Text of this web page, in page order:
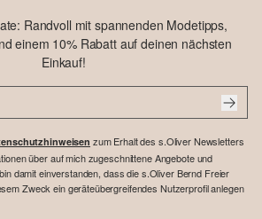
Randvoll mit spannenden Modetipps,
einem 10% Rabatt auf deinen nächsten
Einkauf!
zum Erhalt des s.Oliver Newsletters
über auf mich zugeschnittene Angebote und
damit einverstanden, dass die s.Oliver Bernd Freier
Zweck ein geräteübergreifendes Nutzerprofil anlegen